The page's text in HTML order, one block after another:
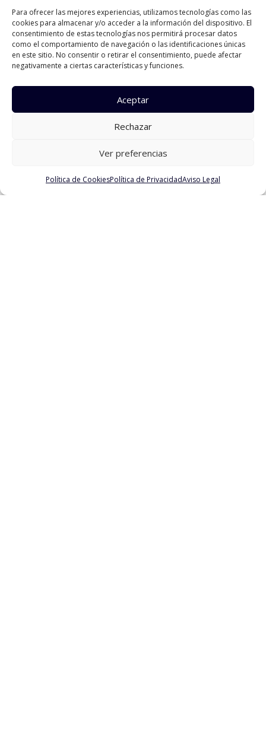
Para ofrecer las mejores experiencias, utilizamos tecnologías como las
cookies para almacenar y/o acceder a la información del dispositivo. El
consentimiento de estas tecnologías nos permitirá procesar datos
como el comportamiento de navegación o las identificaciones únicas
en este sitio. No consentir o retirar el consentimiento, puede afectar
negativamente a ciertas características y funciones.
Aceptar
Rechazar
Ver preferencias
Política de CookiesPolítica de PrivacidadAviso Legal